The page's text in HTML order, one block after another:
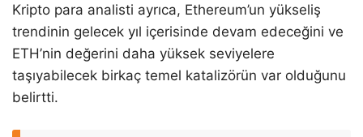
Kripto para analisti ayrıca, Ethereum’un yükseliş
trendinin gelecek yıl içerisinde devam edeceğini ve
ETH’nin değerini daha yüksek seviyelere
taşıyabilecek birkaç temel katalizörün var olduğunu
belirtti.